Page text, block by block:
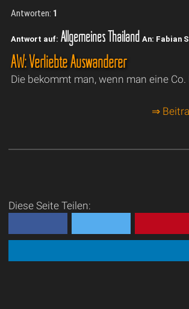
Antworten: 1
Antwort auf: Allgemeines Thailand An: Fabian
AW: Verliebte Auswanderer
Die bekommt man, wenn man eine
⇒
Diese Seite Teilen: